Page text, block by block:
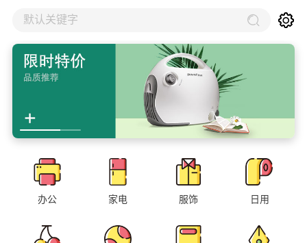
默认关键字
办公 家电 服饰 日用